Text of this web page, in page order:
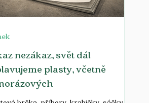
nezákaz, svět dál
plasty, včetně